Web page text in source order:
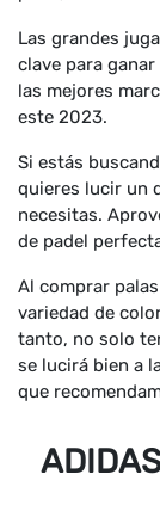
Las grandes
clave para
las mejores
este 2023.
Si estás
quieres lucir un
necesitas.
de padel
Al comprar
variedad de
tanto, no solo
se lucirá bien a
que